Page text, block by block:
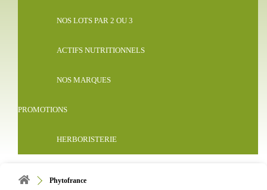
NOS LOTS PAR 2 OU 3
ACTIFS NUTRITIONNELS
NOS MARQUES
PROMOTIONS
HERBORISTERIE
Phytofrance